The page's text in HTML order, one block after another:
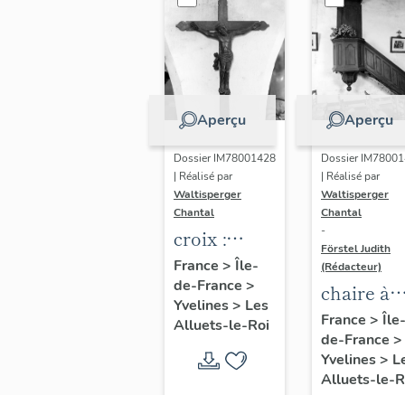
Aperçu
Dossier IM78001428
| Réalisé par
Waltisperger
Chantal
croix :
Christ en
croix
France > Île-
de-France >
Yvelines> Les
Alluets-le-Roi
Aperçu
Dossier
| Réalisé par
Waltisperger
Chantal
-
Förstel Judith
(Rédacteur)
chaire à
prêcher
France > Île-
de-France >
Yvelines>
Alluets-le-